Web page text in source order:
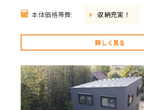
本体価格帯費: # 収納充実！
詳しく見る